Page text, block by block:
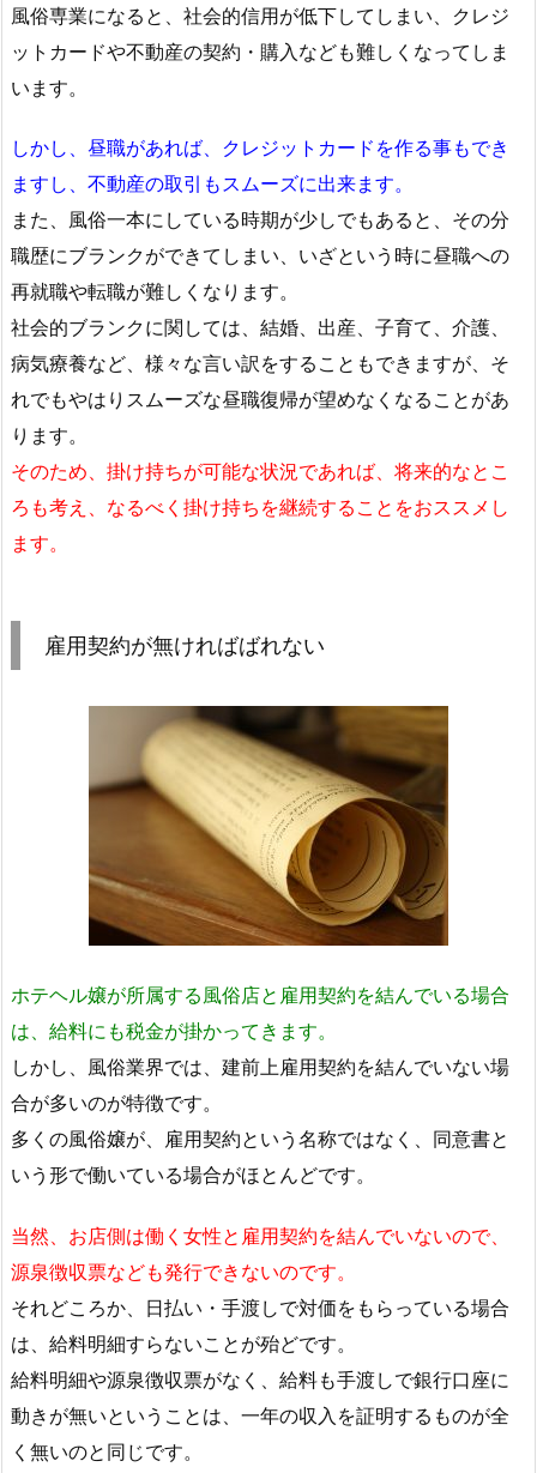
風俗専業になると、社会的信用が低下してしまい、クレジ
ットカードや不動産の契約・購入なども難しくなってしま
います。
しかし、昼職があれば、クレジットカードを作る事もでき
ますし、不動産の取引もスムーズに出来ます。
また、風俗一本にしている時期が少しでもあると、その分
職歴にブランクができてしまい、いざという時に昼職への
再就職や転職が難しくなります。
社会的ブランクに関しては、結婚、出産、子育て、介護、
病気療養など、様々な言い訳をすることもできますが、そ
れでもやはりスムーズな昼職復帰が望めなくなることがあ
ります。
そのため、掛け持ちが可能な状況であれば、将来的なとこ
ろも考え、なるべく掛け持ちを継続することをおススメし
ます。
雇用契約が無ければばれない
ホテヘル嬢が所属する風俗店と雇用契約を結んでいる場合
は、給料にも税金が掛かってきます。
しかし、風俗業界では、建前上雇用契約を結んでいない場
合が多いのが特徴です。
多くの風俗嬢が、雇用契約という名称ではなく、同意書と
いう形で働いている場合がほとんどです。
当然、お店側は働く女性と雇用契約を結んでいないので、
源泉徴収票なども発行できないのです。
それどころか、日払い・手渡しで対価をもらっている場合
は、給料明細すらないことが殆どです。
給料明細や源泉徴収票がなく、給料も手渡しで銀行口座に
動きが無いということは、一年の収入を証明するものが全
く無いのと同じです。